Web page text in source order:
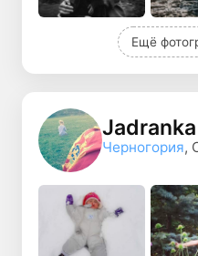
Ещё
Черногория,